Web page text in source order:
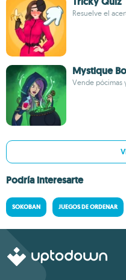
Resuelve el
Mystique
Vende pócimas
Podría interesarte
SOKOBAN JUEGOS DE ORDENAR